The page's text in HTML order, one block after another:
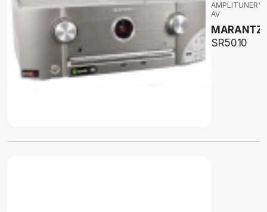
AMPLITUNERY
AV
MARANTZ
SR5010